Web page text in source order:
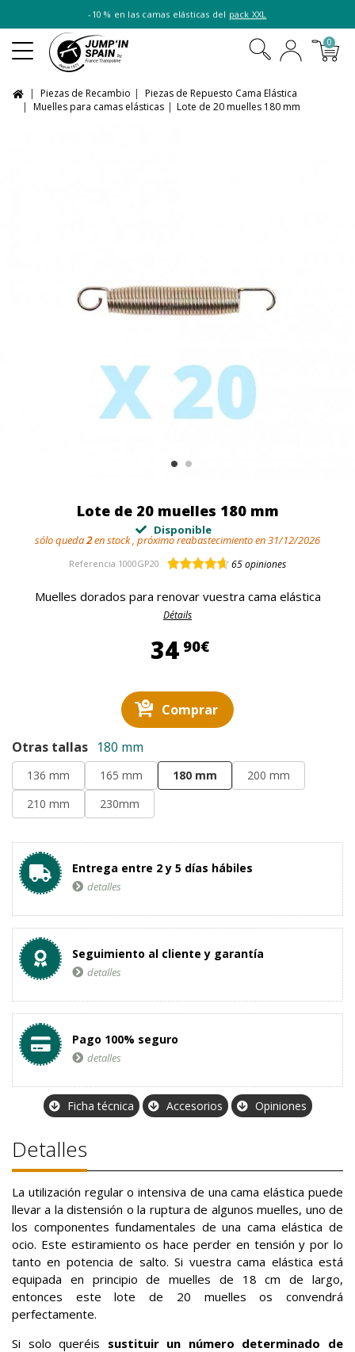
-10 % en las camas elásticas del pack XXL
0
Piezas de Recambio
Piezas de Repuesto Cama Elástica
Muelles para camas elásticas
Lote de 20 muelles 180 mm
Lote de 20 muelles 180 mm
Disponible
sólo queda2en stock , próximo reabastecimiento en 31/12/2026
Referencia 1000GP20 65opiniones
Muelles dorados para renovar vuestra cama elástica
Détails
34 90€34,90 €
Comprar
Otras tallas 180 mm
136 mm 165 mm 180 mm
200 mm
210 mm
230mm
Entrega entre 2 y 5 días hábiles
detalles
Seguimiento al cliente y garantía
detalles
Pago 100% seguro
detalles
Ficha técnica Accesorios Opiniones
Detalles
La utilización regular o intensiva de una cama elástica puede
llevar a la distensión o la ruptura de algunos muelles, uno de
los componentes fundamentales de una cama elástica de
ocio. Este estiramiento os hace perder en tensión y por lo
tanto en potencia de salto. Si vuestra cama elástica está
equipada en principio de muelles de 18 cm de largo,
entonces este lote de 20 muelles os convendrá
perfectamente.
Si solo queréis sustituir un número determinado de